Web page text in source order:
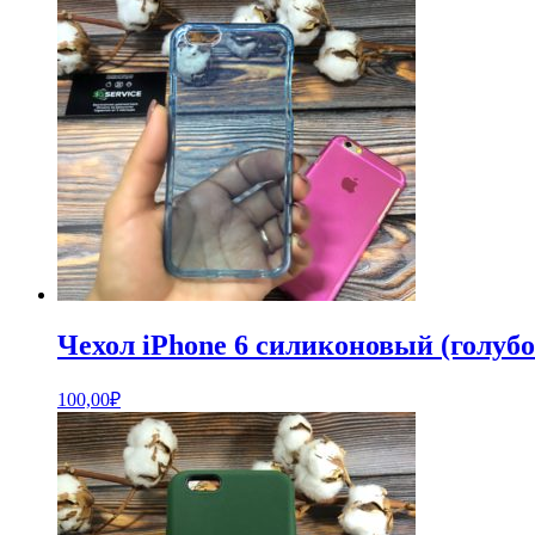
Чехол iPhone 6 силиконовый
100,00₽